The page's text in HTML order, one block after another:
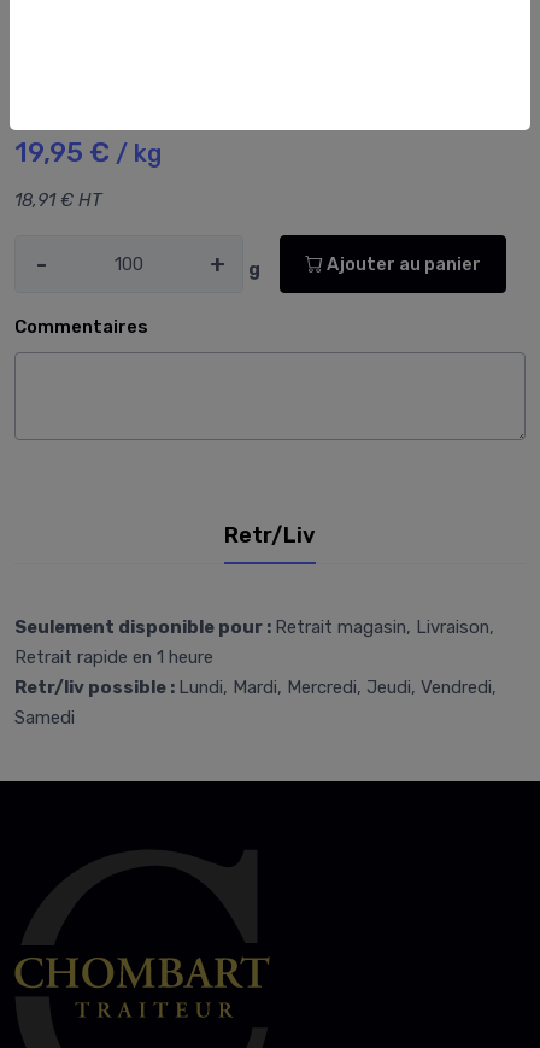
19,95 € / kg
18,91 € HT
- + g Ajouter au panier
Commentaires
Retr/Liv
Seulement disponible pour : Retrait magasin, Livraison,
Retrait rapide en 1 heure
Retr/liv possible : Lundi, Mardi, Mercredi, Jeudi, Vendredi,
Samedi